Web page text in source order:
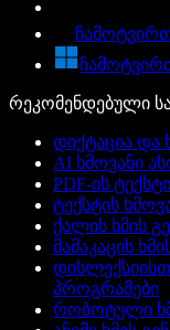
რეკომენდებული
დიქტაცია და
AI ხმოვანი
PDF-ის
ტექსტის
ქალის ხმის
მამაკაცის
პროგრამები
რობოტული